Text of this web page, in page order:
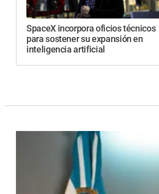
SpaceX incorpora oficios técnicos
para sostener su expansión en
inteligencia artificial